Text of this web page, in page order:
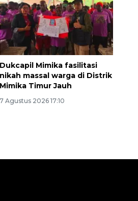
Dukcapil Mimika fasilitasi
nikah massal warga di Distrik
Mimika Timur Jauh
7 Agustus 2026 17:10
15:00:00